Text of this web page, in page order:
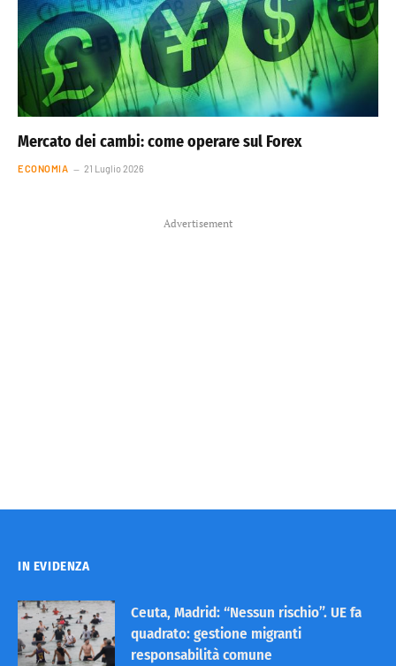
Mercato dei cambi: come operare sul Forex
ECONOMIA 21 Luglio 2026
Advertisement
IN EVIDENZA
Ceuta, Madrid: “Nessun rischio”. UE fa
quadrato: gestione migranti
responsabilità comune